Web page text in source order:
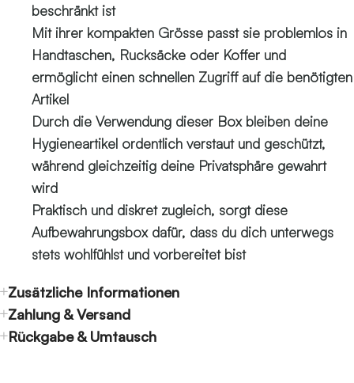
beschränkt ist
Mit ihrer kompakten Grösse passt sie problemlos in
Handtaschen, Rucksäcke oder Koffer und
ermöglicht einen schnellen Zugriff auf die benötigten
Artikel
Durch die Verwendung dieser Box bleiben deine
Hygieneartikel ordentlich verstaut und geschützt,
während gleichzeitig deine Privatsphäre gewahrt
wird
Praktisch und diskret zugleich, sorgt diese
Aufbewahrungsbox dafür, dass du dich unterwegs
stets wohlfühlst und vorbereitet bist
Zusätzliche Informationen
Zahlung & Versand
Rückgabe & Umtausch